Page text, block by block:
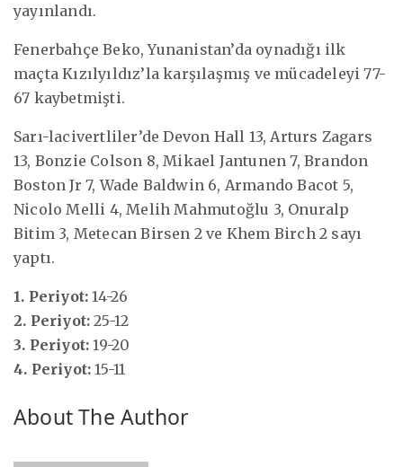
yayınlandı.
Fenerbahçe Beko, Yunanistan’da oynadığı ilk
maçta Kızılyıldız’la karşılaşmış ve mücadeleyi 77-
67 kaybetmişti.
Sarı-lacivertliler’de Devon Hall 13, Arturs Zagars
13, Bonzie Colson 8, Mikael Jantunen 7, Brandon
Boston Jr 7, Wade Baldwin 6, Armando Bacot 5,
Nicolo Melli 4, Melih Mahmutoğlu 3, Onuralp
Bitim 3, Metecan Birsen 2 ve Khem Birch 2 sayı
yaptı.
1. Periyot: 14-26
2. Periyot: 25-12
3. Periyot: 19-20
4. Periyot: 15-11
About The Author